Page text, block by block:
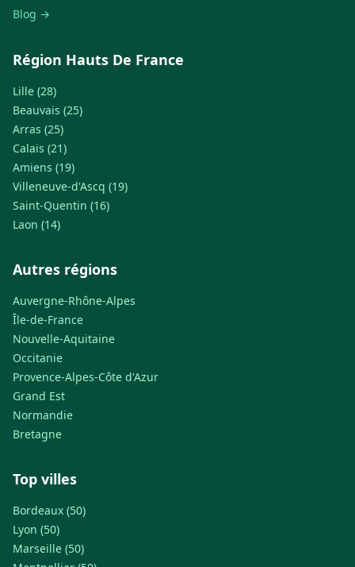
Blog →
Région Hauts De France
Lille (28)
Beauvais (25)
Arras (25)
Calais (21)
Amiens (19)
Villeneuve-d'Ascq (19)
Saint-Quentin (16)
Laon (14)
Autres régions
Auvergne-Rhône-Alpes
Île-de-France
Nouvelle-Aquitaine
Occitanie
Provence-Alpes-Côte d'Azur
Grand Est
Normandie
Bretagne
Top villes
Bordeaux (50)
Lyon (50)
Marseille (50)